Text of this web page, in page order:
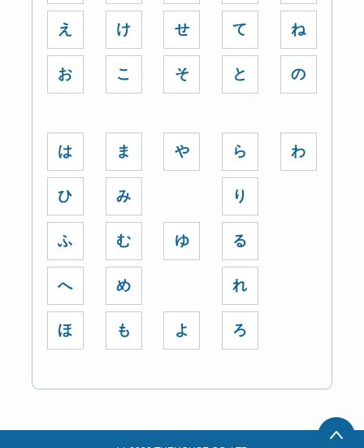
え
お
け
こ
せ
そ
て
と
ね
の
は
ひ
ふ
へ
ほ
ま
み
む
め
も
や
ゆ
よ
ら
り
る
れ
ろ
わ